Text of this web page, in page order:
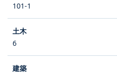
101-1
6